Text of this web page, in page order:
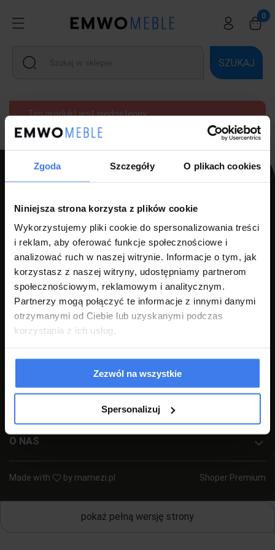
Zgoda Szczegóły O plikach cookies
Niniejsza strona korzysta z plików cookie
Wykorzystujemy pliki cookie do spersonalizowania treści
i reklam, aby oferować funkcje społecznościowe i
analizować ruch w naszej witrynie. Informacje o tym, jak
korzystasz z naszej witryny, udostępniamy partnerom
społecznościowym, reklamowym i analitycznym.
Partnerzy mogą połączyć te informacje z innymi danymi
otrzymanymi od Ciebie lub uzyskanymi podczas
korzystania z ich usług.
Zezwól na wszystkie
Spersonalizuj
SZUKAJ
Ten produkt jest niedostępny.
PPH LUZ s.c Szlagor Marek Szlagor Wojciech
ul. Kołłątaja 8,
46-203 Kluczbork
NIP: 7510000534
+48 77 540 78 47(pon-pt 7:00-17:00)
sklep@emwomeble.pl
PŁATNOŚCI I DOSTAWA
O NAS
Made with by mamezi.pl Shoper Premium
pokaż pełną wersję strony